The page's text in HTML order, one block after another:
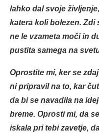
lahko dal svoje
katera koli bolezen. Zdi
ne le vzameta moči in
pustita samega na
Oprostite mi, ker se
ni pripravil na to, kar
da bi se navadila na
breme. Oprosti mi, da
iskala pri tebi zavetje,